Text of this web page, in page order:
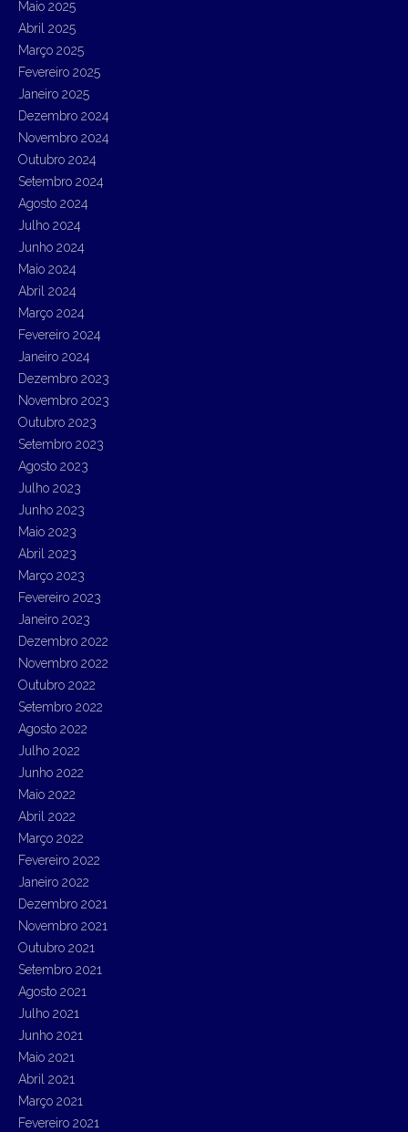
Maio 2025
Abril 2025
Março 2025
Fevereiro 2025
Janeiro 2025
Dezembro 2024
Novembro 2024
Outubro 2024
Setembro 2024
Agosto 2024
Julho 2024
Junho 2024
Maio 2024
Abril 2024
Março 2024
Fevereiro 2024
Janeiro 2024
Dezembro 2023
Novembro 2023
Outubro 2023
Setembro 2023
Agosto 2023
Julho 2023
Junho 2023
Maio 2023
Abril 2023
Março 2023
Fevereiro 2023
Janeiro 2023
Dezembro 2022
Novembro 2022
Outubro 2022
Setembro 2022
Agosto 2022
Julho 2022
Junho 2022
Maio 2022
Abril 2022
Março 2022
Fevereiro 2022
Janeiro 2022
Dezembro 2021
Novembro 2021
Outubro 2021
Setembro 2021
Agosto 2021
Julho 2021
Junho 2021
Maio 2021
Abril 2021
Março 2021
Fevereiro 2021